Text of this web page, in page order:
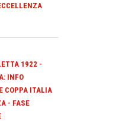
1922 -
INFO
COPPA ITALIA
- FASE